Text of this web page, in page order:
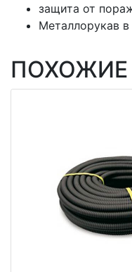
защита от
Металлорукав
ПОХОЖИЕ